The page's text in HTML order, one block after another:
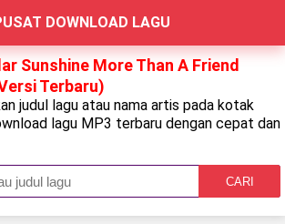
DOWNLOAD LAGU
Sunshine More Than A Friend
Terbaru)
judul lagu atau nama artis pada kotak
lagu MP3 terbaru dengan cepat dan
CARI